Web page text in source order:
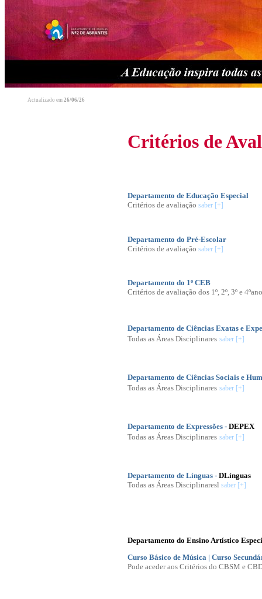
Actualizado em 26/06/26
Critérios de
Departamento de Educação Especial
Critérios de avaliação saber [+]
Departamento do Pré-Escolar
Critérios de avaliação saber [+]
Departamento do 1º CEB
Critérios de avaliação dos 1º, 2º, 3º e
Departamento de Ciências Exatas e
Todas as Áreas Disciplinares saber [+]
Departamento de Ciências Sociais e
Todas as Áreas Disciplinares saber [+]
Departamento de Expressões - DEPEX
Todas as Áreas Disciplinares saber [+]
Departamento de Línguas - DLínguas
Todas as Áreas Disciplinaresl saber [+]
Departamento do Ensino Artístico
Curso Básico de Música | Curso
Pode aceder aos Critérios do CBSM e